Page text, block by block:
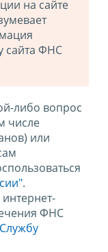
на сайте
сайта ФНС
либо вопрос
числе
или
.
ФНС